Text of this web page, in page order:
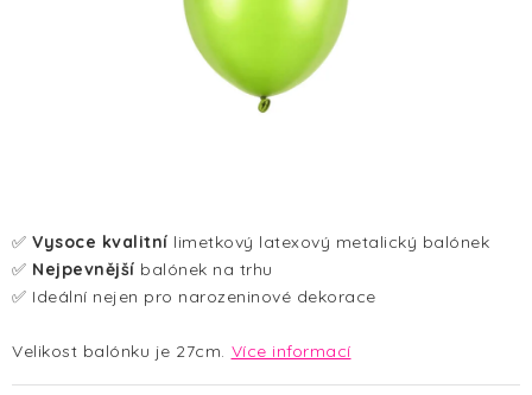
Hodnocení obchodu
✅ Vysoce kvalitní limetkový latexový metalický balónek
✅ Nejpevnější balónek na trhu
✅ Ideální nejen pro narozeninové dekorace
Velikost balónku je 27cm. Více informací